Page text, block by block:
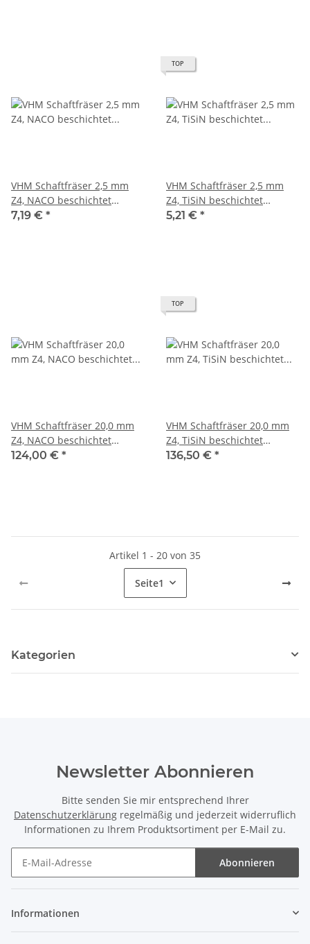
VHM Schaftfräser 2,5 mm
Z4, NACO beschichtet
scharfkantig
7,19 € *
TOP
VHM Schaftfräser 2,5 mm
Z4, TiSiN beschichtet
scharfkantig
5,21 € *
VHM Schaftfräser 20,0 mm
Z4, NACO beschichtet
scharfkantig
124,00 € *
TOP
VHM Schaftfräser 20,0 mm
Z4, TiSiN beschichtet
scharfkantig
136,50 € *
Artikel 1 - 20 von 35
Seite1
Kategorien
Newsletter Abonnieren
Bitte senden Sie mir entsprechend Ihrer
Datenschutzerklärung regelmäßig und jederzeit widerruflich
Informationen zu Ihrem Produktsortiment per E-Mail zu.
Abonnieren
Informationen